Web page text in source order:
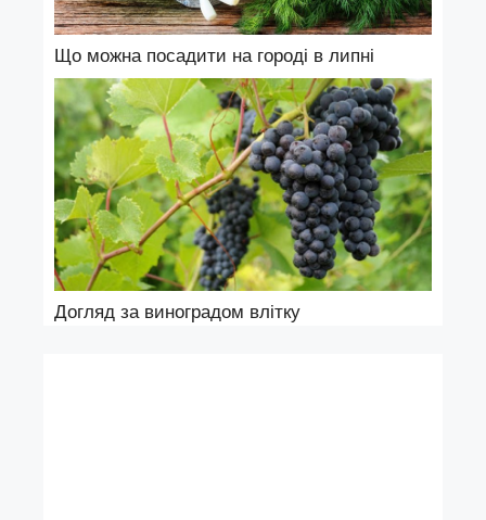
Що можна посадити на городі в липні
Догляд за виноградом влітку